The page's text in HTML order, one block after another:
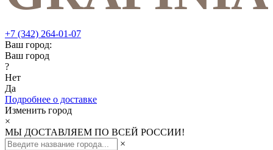
+7 (342) 264-01-07
Ваш город:
Ваш город
?
Нет
Да
Подробнее о доставке
Изменить город
×
МЫ ДОСТАВЛЯЕМ ПО ВСЕЙ РОССИИ!
×